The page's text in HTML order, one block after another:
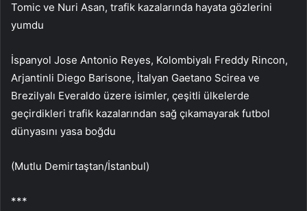
Tomic ve Nuri Asan, trafik kazalarında hayata gözlerini
yumdu
İspanyol Jose Antonio Reyes, Kolombiyalı Freddy Rincon,
Arjantinli Diego Barisone, İtalyan Gaetano Scirea ve
Brezilyalı Everaldo üzere isimler, çeşitli ülkelerde
geçirdikleri trafik kazalarından sağ çıkamayarak futbol
dünyasını yasa boğdu
(Mutlu Demirtaştan/İstanbul)
***